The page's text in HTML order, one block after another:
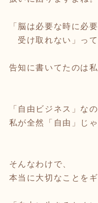
「脳は必要な時に必
受け取れない」って
告知に書いてたのは私
「自由ビジネス」な
私が全然「自由」じ
そんなわけで、
本当に大切なことを